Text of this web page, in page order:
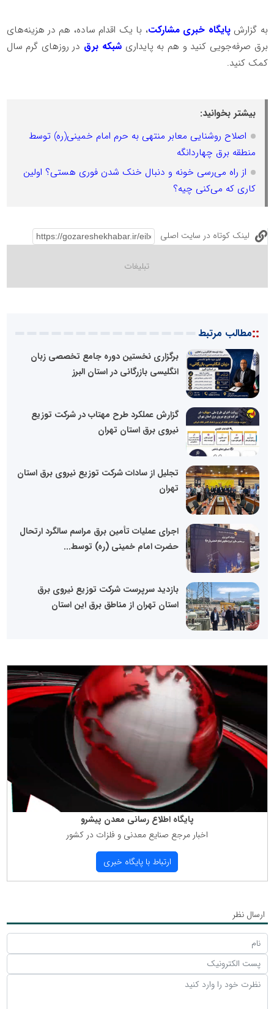
به گزارشپایگاه خبری مشارکت، با یک اقدام ساده، هم در هزینه‌های
برق صرفه‌جویی کنید و هم به پایداری شبکه برق در روزهای گرم سال
کمک کنید.
بیشتر بخوانید:
اصلاح روشنایی معابر منتهی به حرم امام خمینی(ره) توسط
منطقه برق چهاردانگه
از راه می‌رسی خونه و دنبال خنک شدن فوری هستی؟ اولین
کاری که می‌کنی چیه؟
لینک کوتاه در سایت اصلی
::مطالب مرتبط
برگزاری نخستین دوره جامع تخصصی زبان
انگلیسی بازرگانی در استان البرز
گزارش عملکرد طرح مهتاب در شرکت توزیع
نیروی برق استان تهران
تجلیل از سادات شرکت توزیع نیروی برق استان
تهران
اجرای عملیات تأمین برق مراسم سالگرد ارتحال
حضرت امام خمینی (ره) توسط...
بازدید سرپرست شرکت توزیع نیروی برق
استان تهران از مناطق برق این استان
پایگاه اطلاع رسانی معدن پیشرو
اخبار مرجع صنایع معدنی و فلزات در كشور
ارتباط با پایگاه خبری
ارسال نظر